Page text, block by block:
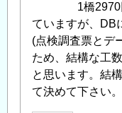
1橋
ていますが、DB
(点検調査票とデ
ため、結構な工
と思います。結
て決めて下さい。